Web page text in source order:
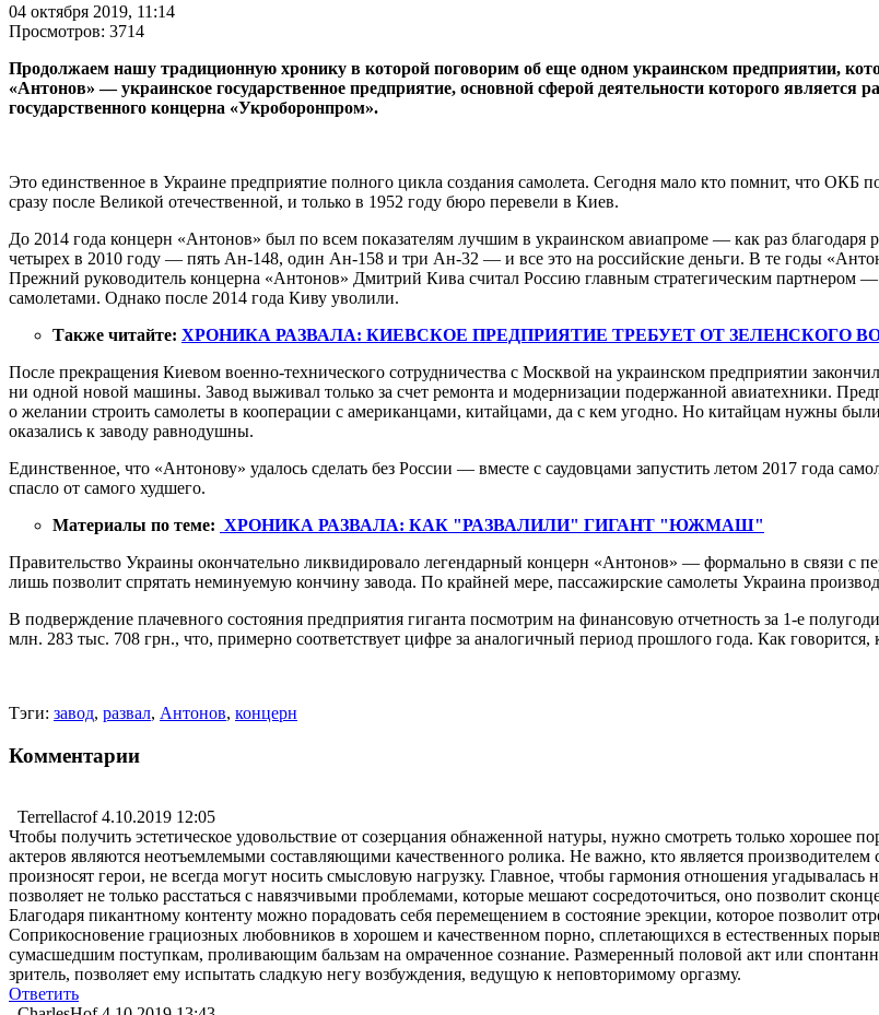
04 октября 2019, 11:14
Просмотров: 3714
Продолжаем нашу традиционную хронику в которой поговорим об еще одном украинском предприятии,
«Антонов» — украинское государственное предприятие, основной сферой деятельности которого является
государственного концерна «Укроборонпром».
Это единственное в Украине предприятие полного цикла создания самолета. Сегодня мало кто помнит, что ОКБ
сразу после Великой отечественной, и только в 1952 году бюро перевели в Киев.
До 2014 года концерн «Антонов» был по всем показателям лучшим в украинском авиапроме — как раз благодаря
четырех в 2010 году — пять Ан-148, один Ан-158 и три Ан-32 — и все это на российские деньги. В те годы
Прежний руководитель концерна «Антонов» Дмитрий Кива считал Россию главным стратегическим партнером
самолетами. Однако после 2014 года Киву уволили.
Также читайте: ХРОНИКА РАЗВАЛА: КИЕВСКОЕ ПРЕДПРИЯТИЕ ТРЕБУЕТ ОТ ЗЕЛЕНСКОГО
После прекращения Киевом военно-технического сотрудничества с Москвой на украинском предприятии
ни одной новой машины. Завод выживал только за счет ремонта и модернизации подержанной авиатехники.
о желании строить самолеты в кооперации с американцами, китайцами, да с кем угодно. Но китайцам нужны
оказались к заводу равнодушны.
Единственное, что «Антонову» удалось сделать без России — вместе с саудовцами запустить летом 2017 года
спасло от самого худшего.
Материалы по теме: ХРОНИКА РАЗВАЛА: КАК "РАЗВАЛИЛИ" ГИГАНТ "ЮЖМАШ"
Правительство Украины окончательно ликвидировало легендарный концерн «Антонов» — формально в связи с
лишь позволит спрятать неминуемую кончину завода. По крайней мере, пассажирские самолеты Украина
В подверждение плачевного состояния предприятия гиганта посмотрим на финансовую отчетность за 1-е
млн. 283 тыс. 708 грн., что, примерно соответствует цифре за аналогичный период прошлого года. Как
Тэги: завод, развал, Антонов, концерн
Комментарии
Terrellacrof4.10.2019 12:05
Чтобы получить эстетическое удовольствие от созерцания обнаженной натуры, нужно смотреть только хорошее
актеров являются неотъемлемыми составляющими качественного ролика. Не важно, кто является
произносят герои, не всегда могут носить смысловую нагрузку. Главное, чтобы гармония отношения
позволяет не только расстаться с навязчивыми проблемами, которые мешают сосредоточиться, оно позволит
Благодаря пикантному контенту можно порадовать себя перемещением в состояние эрекции, которое позволит
Соприкосновение грациозных любовников в хорошем и качественном порно, сплетающихся в естественных
сумасшедшим поступкам, проливающим бальзам на омраченное сознание. Размеренный половой акт или
зритель, позволяет ему испытать сладкую негу возбуждения, ведущую к неповторимому оргазму.
Ответить